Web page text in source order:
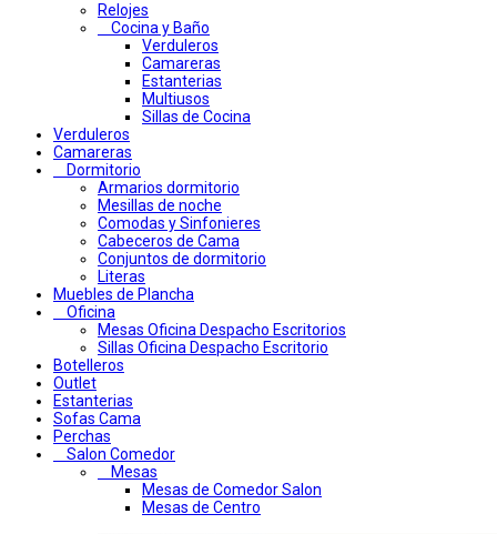
Relojes
Cocina y Baño
Verduleros
Camareras
Estanterias
Multiusos
Sillas de Cocina
Verduleros
Camareras
Dormitorio
Armarios dormitorio
Mesillas de noche
Comodas y Sinfonieres
Cabeceros de Cama
Conjuntos de dormitorio
Literas
Muebles de Plancha
Oficina
Mesas Oficina Despacho Escritorios
Sillas Oficina Despacho Escritorio
Botelleros
Outlet
Estanterias
Sofas Cama
Perchas
Salon Comedor
Mesas
Mesas de Comedor Salon
Mesas de Centro